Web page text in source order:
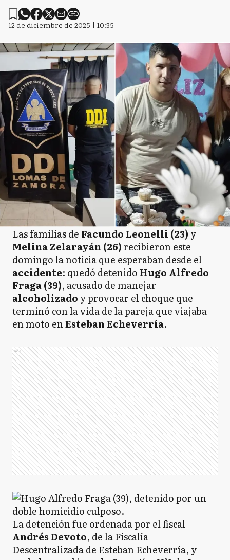
12 de diciembre de 2025 | 10:35
Las familias de Facundo Leonelli (23) y
Melina Zelarayán (26)recibieron este
domingo la noticia que esperaban desde el
accidente: quedó detenido Hugo Alfredo
Fraga (39), acusado de manejar
alcoholizado y provocar el choque que
terminó con la vida de la pareja que viajaba
en moto enEsteban Echeverría.
Ads
La detención fue ordenada por el fiscal
Andrés Devoto, de la Fiscalía
Descentralizada de Esteban Echeverría, y